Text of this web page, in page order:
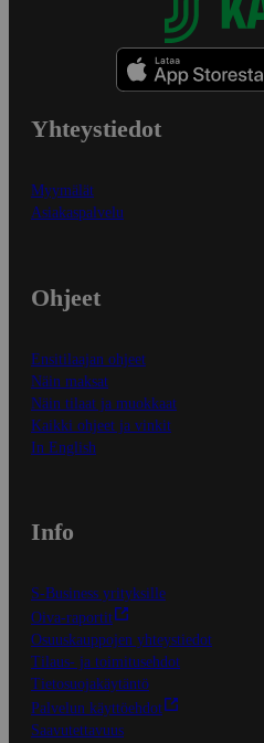
Yhteystiedot
Myymälät
Asiakaspalvelu
Ohjeet
Ensitilaajan ohjeet
Näin maksat
Näin tilaat ja muokkaat
Kaikki ohjeet ja vinkit
In English
Info
S-Business yrityksille
Oiva-raportit
Osuuskauppojen yhteystiedot
Tilaus- ja toimitusehdot
Tietosuojakäytäntö
Palvelun käyttöehdot
Saavutettavuus